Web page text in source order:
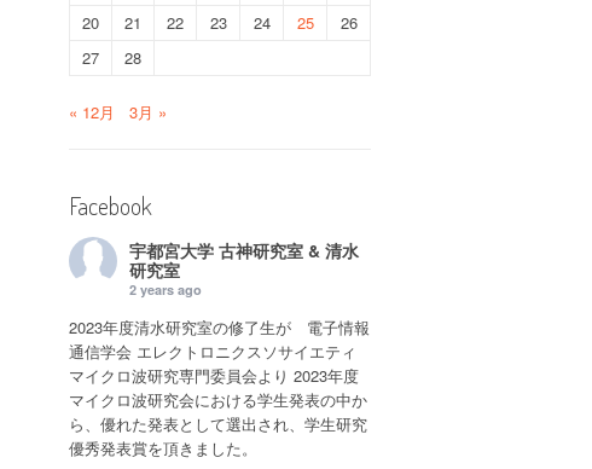
20
21 22 23 24 25
26
27
28
« 12月 3月 »
Facebook
宇都宮大学 古神研究室 & 清水
研究室
2 years ago
2023年度清水研究室の修了生が 電子情報
通信学会 エレクトロニクスソサイエティ
マイクロ波研究専門委員会より 2023年度
マイクロ波研究会における学生発表の中か
ら、優れた発表として選出され、学生研究
優秀発表賞を頂きました。